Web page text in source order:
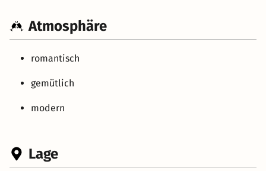
Atmosphäre
romantisch
gemütlich
modern
Lage